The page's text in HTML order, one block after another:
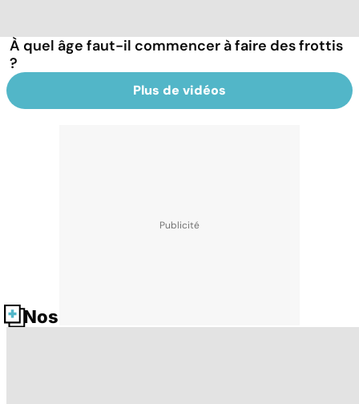
À quel âge faut-il commencer à faire des frottis
?
Plus de vidéos
Nos fiches santé